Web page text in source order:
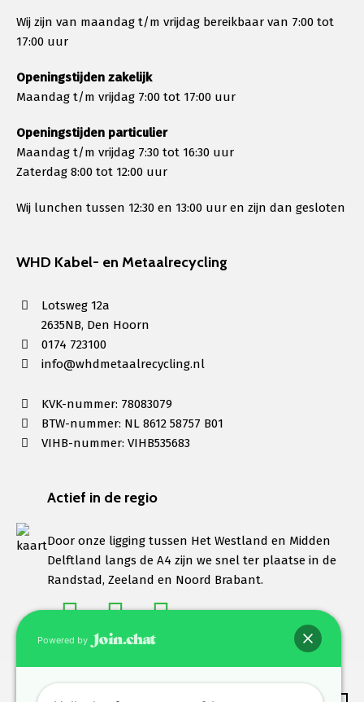
Wij zijn van maandag t/m vrijdag bereikbaar van 7:00 tot
17:00 uur
Openingstijden zakelijk
Maandag t/m vrijdag 7:00 tot 17:00 uur
Openingstijden particulier
Maandag t/m vrijdag 7:30 tot 16:30 uur
Zaterdag 8:00 tot 12:00 uur
Wij lunchen tussen 12:30 en 13:00 uur en zijn dan gesloten
WHD Kabel- en Metaalrecycling
Lotsweg 12a
2635NB, Den Hoorn
0174 723100
info@whdmetaalrecycling.nl
KVK-nummer: 78083079
BTW-nummer: NL 8612 58757 B01
VIHB-nummer: VIHB535683
Actief in de regio
Door onze ligging tussen Het Westland en Midden
Delftland langs de A4 zijn we snel ter plaatse in de
Randstad, Zeeland en Noord Brabant.
Powered by